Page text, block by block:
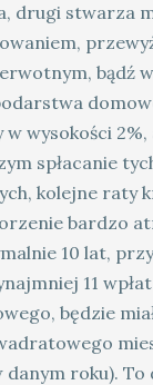
drugi stwarza
bądź
wysokości
spłacanie
kolejne raty
bardzo
10 lat,
11
będzie
danym roku).